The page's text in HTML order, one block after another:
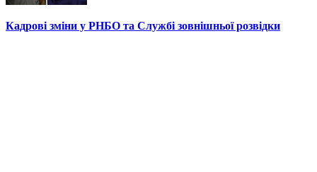
Кадрові зміни у РНБО та Службі зовнішньої розвідки